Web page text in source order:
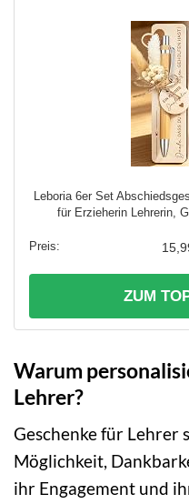
Leboria 6er Set
für Erzieherin Lehrerin,
ZUM
Warum
Lehrer?
Geschenke für Lehrer
Möglichkeit,
ihr Engagement und